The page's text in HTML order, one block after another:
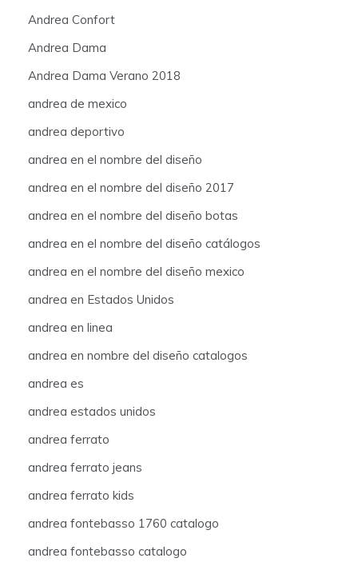
Andrea Confort
Andrea Dama
Andrea Dama Verano 2018
andrea de mexico
andrea deportivo
andrea en el nombre del diseño
andrea en el nombre del diseño 2017
andrea en el nombre del diseño botas
andrea en el nombre del diseño catálogos
andrea en el nombre del diseño mexico
andrea en Estados Unidos
andrea en linea
andrea en nombre del diseño catalogos
andrea es
andrea estados unidos
andrea ferrato
andrea ferrato jeans
andrea ferrato kids
andrea fontebasso 1760 catalogo
andrea fontebasso catalogo